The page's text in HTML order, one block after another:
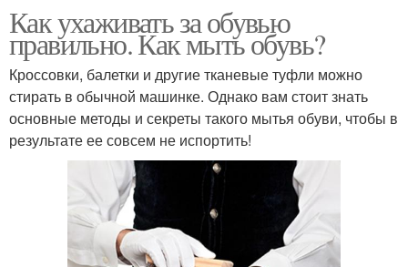
Как ухаживать за обувью
правильно. Как мыть обувь?
Кроссовки, балетки и другие тканевые туфли можно
стирать в обычной машинке. Однако вам стоит знать
основные методы и секреты такого мытья обуви, чтобы в
результате ее совсем не испортить!